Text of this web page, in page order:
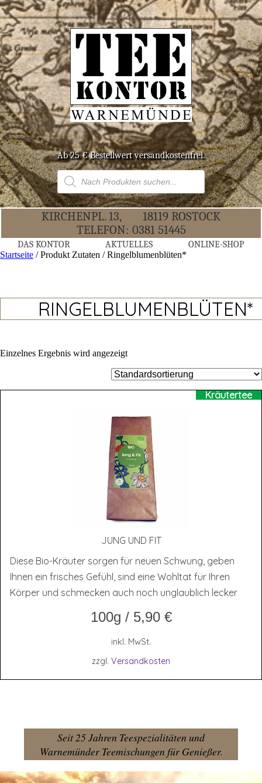
Ab 25 € Bestell­wert versandkostenfrei.
Products
search
KIR­CHEN­PL. 13,
18119 ROS­TOCK
TELE­FON: 0381 51445
DAS KON­TOR AKTU­EL­LES ONLINE-SHOP
Startseite / Produkt Zutaten / Ringelblumenblüten*
RINGELBLUMENBLÜTEN*
Einzelnes Ergebnis wird angezeigt
Kräutertee
JUNG UND FIT
Diese Bio-Kräuter sorgen für neuen Schwung, geben
Ihnen ein frisches Gefühl, sind eine Wohltat für Ihren
Körper und schmecken auch noch unglaublich lecker
100g / 5,90 €
inkl. MwSt.
zzgl. Versandkosten
Seit 25 Jahren Teespezialitäten und
Warnemünder Teemischungen für Genießer.